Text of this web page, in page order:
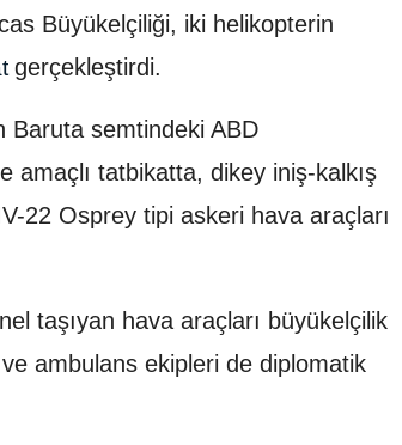
Büyükelçiliği, iki helikopterin
gerçekleştirdi.
Baruta semtindeki ABD
amaçlı tatbikatta, dikey iniş-kalkış
22 Osprey tipi askeri hava araçları
taşıyan hava araçları büyükelçilik
ambulans ekipleri de diplomatik